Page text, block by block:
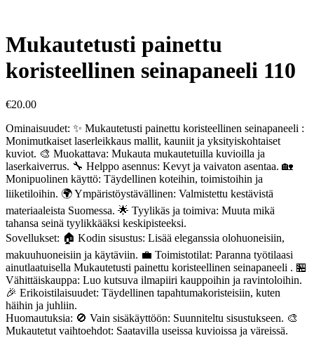
Mukautetusti painettu
koristeellinen seinapaneeli 110
€20.00
Ominaisuudet: ✨ Mukautetusti painettu koristeellinen seinapaneeli :
Monimutkaiset laserleikkaus mallit, kauniit ja yksityiskohtaiset
kuviot. 🎨 Muokattava: Mukauta mukautetuilla kuvioilla ja
laserkaiverrus. 🔧 Helppo asennus: Kevyt ja vaivaton asentaa. 🏡
Monipuolinen käyttö: Täydellinen koteihin, toimistoihin ja
liiketiloihin. 🌍 Ympäristöystävällinen: Valmistettu kestävistä
materiaaleista Suomessa. 🌟 Tyylikäs ja toimiva: Muuta mikä
tahansa seinä tyylikkääksi keskipisteeksi.
Sovellukset: 🏠 Kodin sisustus: Lisää eleganssia olohuoneisiin,
makuuhuoneisiin ja käytäviin. 💼 Toimistotilat: Paranna työtilaasi
ainutlaatuisella Mukautetusti painettu koristeellinen seinapaneeli . 🏪
Vähittäiskauppa: Luo kutsuva ilmapiiri kauppoihin ja ravintoloihin.
🎉 Erikoistilaisuudet: Täydellinen tapahtumakoristeisiin, kuten
häihin ja juhliin.
Huomautuksia: 🚫 Vain sisäkäyttöön: Suunniteltu sisustukseen. 🎨
Mukautetut vaihtoehdot: Saatavilla useissa kuvioissa ja väreissä.